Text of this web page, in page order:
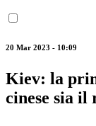
20 Mar 2023 - 10:09
Kiev: la
cinese sia